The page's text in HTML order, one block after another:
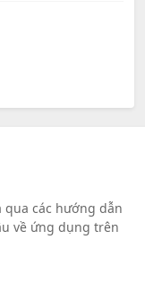
qua các hướng dẫn
về ứng dụng trên